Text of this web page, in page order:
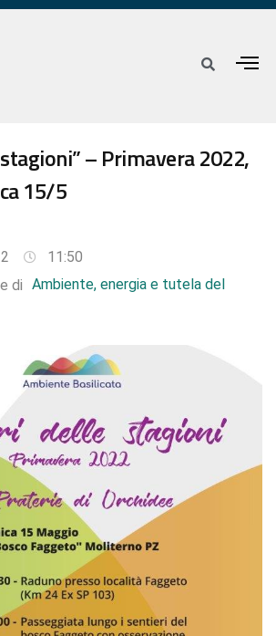
– Primavera 2022,
15/5
11:50
di Ambiente, energia e tutela del